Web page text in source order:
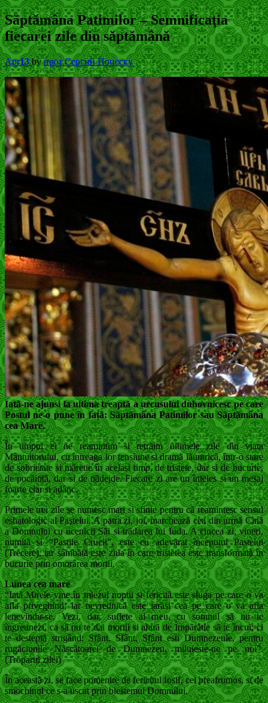
Săptămâna Patimilor – Semnificaţia
fiecarei zile din săptămână
Apr13 byпрот.Сергий Попеску
Iatã-ne ajunsi la ultima treaptã a urcusului duhovnicesc pe care
Postul ne-o pune în fațã: Sãptãmâna Patimilor sau Sãptãmâna
cea Mare.
În timpul ei ne reamintim si retrãim ultimele zile din viata
Mântuitorului, cu întreaga lor tensiune si dramã lãuntricã, într-o stare
de sobrietate si mãretie în acelasi timp, de tristete, dar si de bucurie,
de pocãintã, dar si de nãdejde. Fiecare zi are un înteles si un mesaj
foarte clar si adânc.
Primele trei zile se numesc mari si sfinte pentru cã reamintesc sensul
eshatologic al Paştelui. A patra zi, joi, marcheazã cea din urmã Cinã
a Domnului cu ucenicii Sãi si trãdarea lui Iuda. A cincea zi, vineri,
numitã si “Pastile Crucii”, este cu adevãrat începutul Pastelui
(Trecere), iar sâmbãtã este ziua în care tristetea este transformatã în
bucurie prin omorârea mortii.
Lunea cea mare
“Iatã Mirele vine în miezul noptii si fericitã este sluga pe care o va
afla priveghind; iar nevrednicã este iarãsi cea pe care o va afla
lenevindu-se. Vezi, dar, suflete al meu, cu somnul sã nu te
îngreunezi, ca sã nu te dai mortii si afarã de Împãrãtie sã te încui; ci
te desteptã strigând: Sfânt, Sfânt, Sfânt esti Dumnezeule, pentru
rugãciunile Nãscãtoarei de Dumnezeu, miluieste-ne pe noi”.
(Troparul zilei)
În aceastã zi, se face pomenire de fericitul Iosif, cel preafrumos, si de
smochinul ce s-a uscat prin blestemul Domnului.